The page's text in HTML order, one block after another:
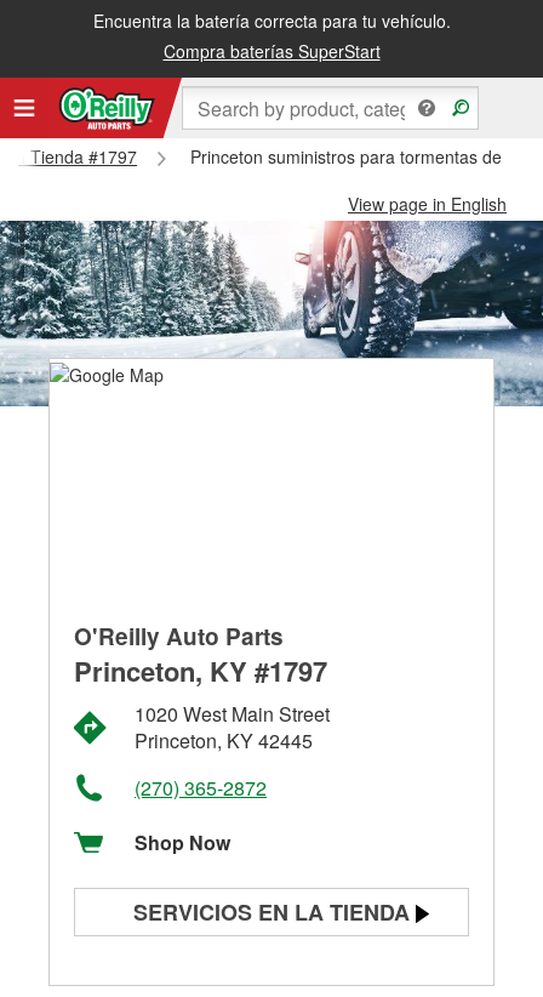
Encuentra la batería correcta para tu vehículo.
Compra baterías SuperStart
Tienda #1797
Princeton suministros para tormentas de
View page in English
O'Reilly Auto Parts
Princeton, KY #1797
1020 West Main Street
Princeton, KY 42445
(270) 365-2872
Shop Now
SERVICIOS EN LA TIENDA